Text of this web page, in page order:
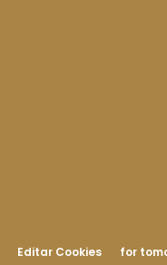
Editar Cookies for